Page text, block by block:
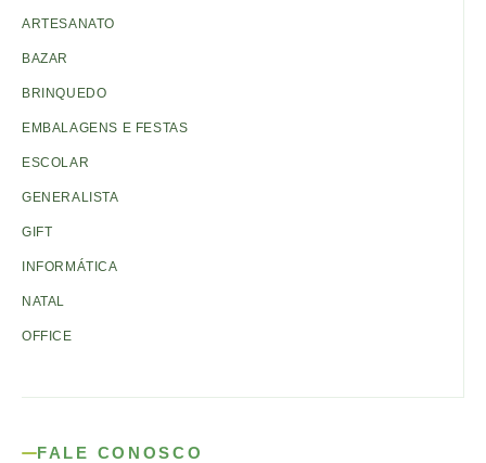
ARTESANATO
BAZAR
BRINQUEDO
EMBALAGENS E FESTAS
ESCOLAR
GENERALISTA
GIFT
INFORMÁTICA
NATAL
OFFICE
FALE CONOSCO